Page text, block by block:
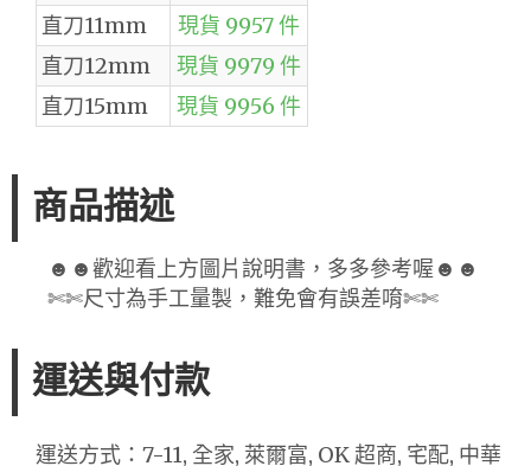
直刀11mm
現貨 9957 件
直刀12mm
現貨 9979 件
直刀15mm
現貨 9956 件
商品描述
☻☻歡迎看上方圖片說明書，多多參考喔☻☻
✄✄尺寸為手工量製，難免會有誤差唷✄✄
運送與付款
運送方式：7-11, 全家, 萊爾富, OK 超商, 宅配, 中華